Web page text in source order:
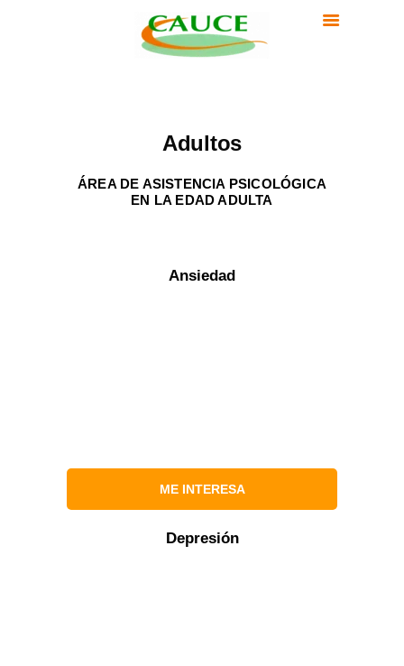
CLINICA CAUCE
INSTITUCIONES
BLOG
Adultos
ÁREA DE ASISTENCIA PSICOLÓGICA
EN LA EDAD ADULTA
Ansiedad
ME INTERESA
Depresión